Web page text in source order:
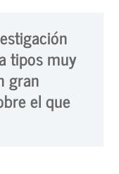
tipos muy
gran
el que